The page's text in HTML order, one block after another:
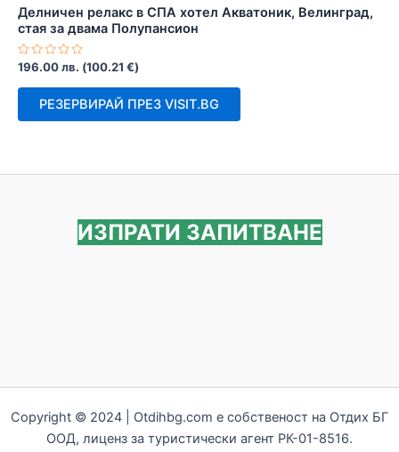
Делничен релакс в СПА хотел Акватоник, Велинград,
стая за двама Полупансион
Оценено
0
196.00лв. (100.21 €)
РЕЗЕРВИРАЙ ПРЕЗ VISIT.BG
ИЗПРАТИ ЗАПИТВАНЕ
Copyright © 2024 | Otdihbg.com e собственост на Отдих БГ
ООД, лиценз за туристически агент РК-01-8516.